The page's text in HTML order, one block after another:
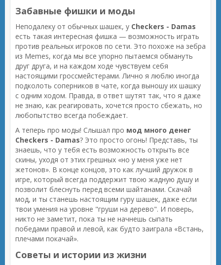
Забавные фишки и моды
Неподалеку от обычных шашек, у Checkers - Damas
есть такая интересная фишка — возможность играть
против реальных игроков по сети. Это похоже на зебра
из Memes, когда мы все упорно пытаемся обмануть
друг друга, и на каждом ходе чувствуем себя
настоящими гроссмейстерами. Лично я люблю иногда
подколоть соперников в чате, когда выношу их шашку
с одним ходом. Правда, в ответ шутят так, что я даже
не знаю, как реагировать, хочется просто сбежать, но
любопытство всегда побеждает.
А теперь про моды! Слышал про мод много денег
Checkers - Damas? Это просто огонь! Представь, ты
знаешь, что у тебя есть возможность открыть все
скины, уходя от этих грешных «но у меня уже нет
жетонов». В конце концов, это как лучший дружок в
игре, который всегда поддержит твою жадную душу и
позволит блеснуть перед всеми шайтанами. Скачай
мод, и ты станешь настоящим гуру шашек, даже если
твои умения на уровне "груши на дерево". И поверь,
никто не заметит, пока ты не начнешь сыпать
победами правой и левой, как будто заиграла «Встань,
плечами покачай».
Советы и истории из жизни